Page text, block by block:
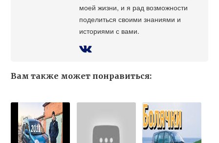
моей жизни, и я рад возможности
поделиться своими знаниями и
историями с вами.
Вам также может понравиться: